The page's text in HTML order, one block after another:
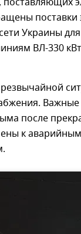
поставки
Украины
ВЛ-330
после
к